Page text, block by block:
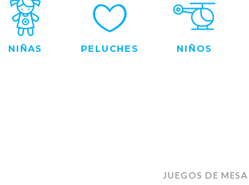
NIÑAS PELUCHES NIÑOS
JUEGOS DE MESA